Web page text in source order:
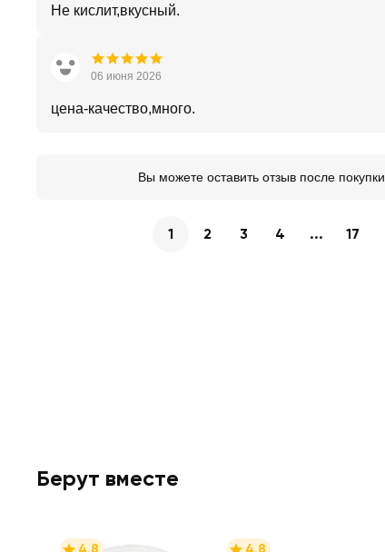
Не кислит,вкусный.
06 июня 2026
цена-качество,много.
Вы можете оставить отзыв после покупки
1 2 3 4 ... 17
Берут вместе
4.8 4.8